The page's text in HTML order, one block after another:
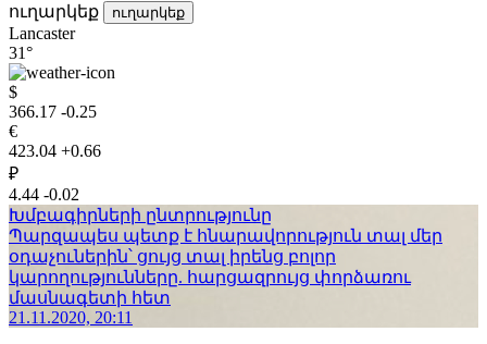
ուղարկեք ուղարկեք
Lancaster
31°
$
366.17 -0.25
€
423.04 +0.66
₽
4.44 -0.02
Խմբագիրների ընտրությունը
Պարզապես պետք է հնարավորություն տալ մեր
օդաչուներին՝ ցույց տալ իրենց բոլոր
կարողությունները. հարցազրույց փորձառու
մասնագետի հետ
21.11.2020, 20:11